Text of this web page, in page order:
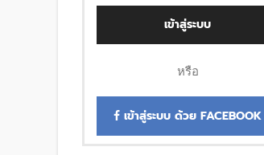
เข้าสู่ระบบ
หรือ
เข้าสู่ระบบ ด้วย FACEBOOK